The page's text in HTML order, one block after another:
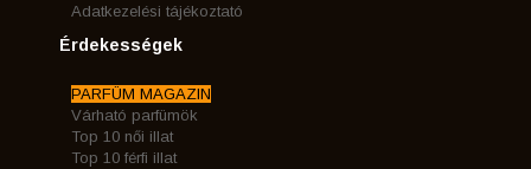
Adatkezelési tájékoztató
Érdekességek
PARFÜM MAGAZIN
Várható parfümök
Top 10 női illat
Top 10 férfi illat